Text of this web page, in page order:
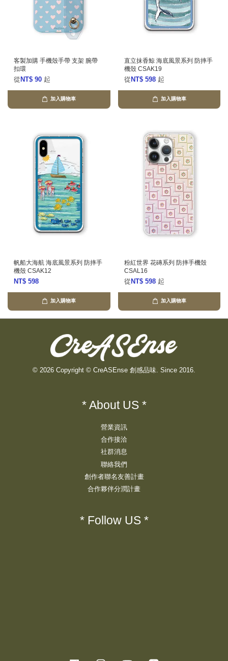
客製加購 手機殼手帶 支架 腕帶
扣環
從 NT$ 90 起
加入購物車
直立抹香鯨 海底風景系列 防摔手
機殼 CSAK19
從 NT$ 598 起
加入購物車
帆船大海航 海底風景系列 防摔手
機殼 CSAK12
NT$ 598
加入購物車
粉紅世界 花磚系列 防摔手機殼
CSAL16
從 NT$ 598 起
加入購物車
© 2026 Copyright © CreASEnse 創感品味. Since 2016.
* About US *
營業資訊
合作接洽
社群消息
聯絡我們
創作者聯名友善計畫
合作夥伴分潤計畫
* Follow US *